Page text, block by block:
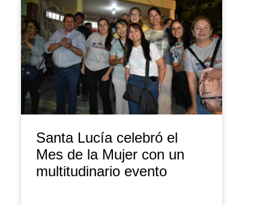
Santa Lucía celebró el
Mes de la Mujer con un
multitudinario evento